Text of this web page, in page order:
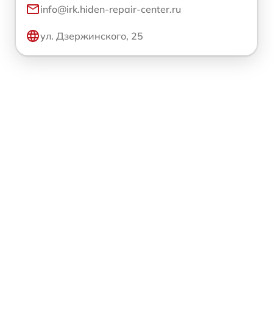
info@irk.hiden-repair-center.ru
ул. Дзержинского, 25